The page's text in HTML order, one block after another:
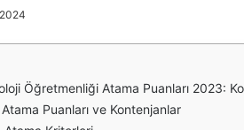
Öğretmenliği Atama Puanları 2023:
Atama Puanları ve Kontenjanlar